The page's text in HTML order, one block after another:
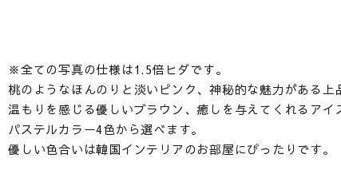
※全ての写真の仕様は1.5倍ヒダです。
桃のようなほんのりと淡いピンク、神秘的な魅力がある上
温もりを感じる優しいブラウン、癒しを与えてくれるアイ
パステルカラー4色から選べます。
優しい色合いは韓国インテリアのお部屋にぴったりです。